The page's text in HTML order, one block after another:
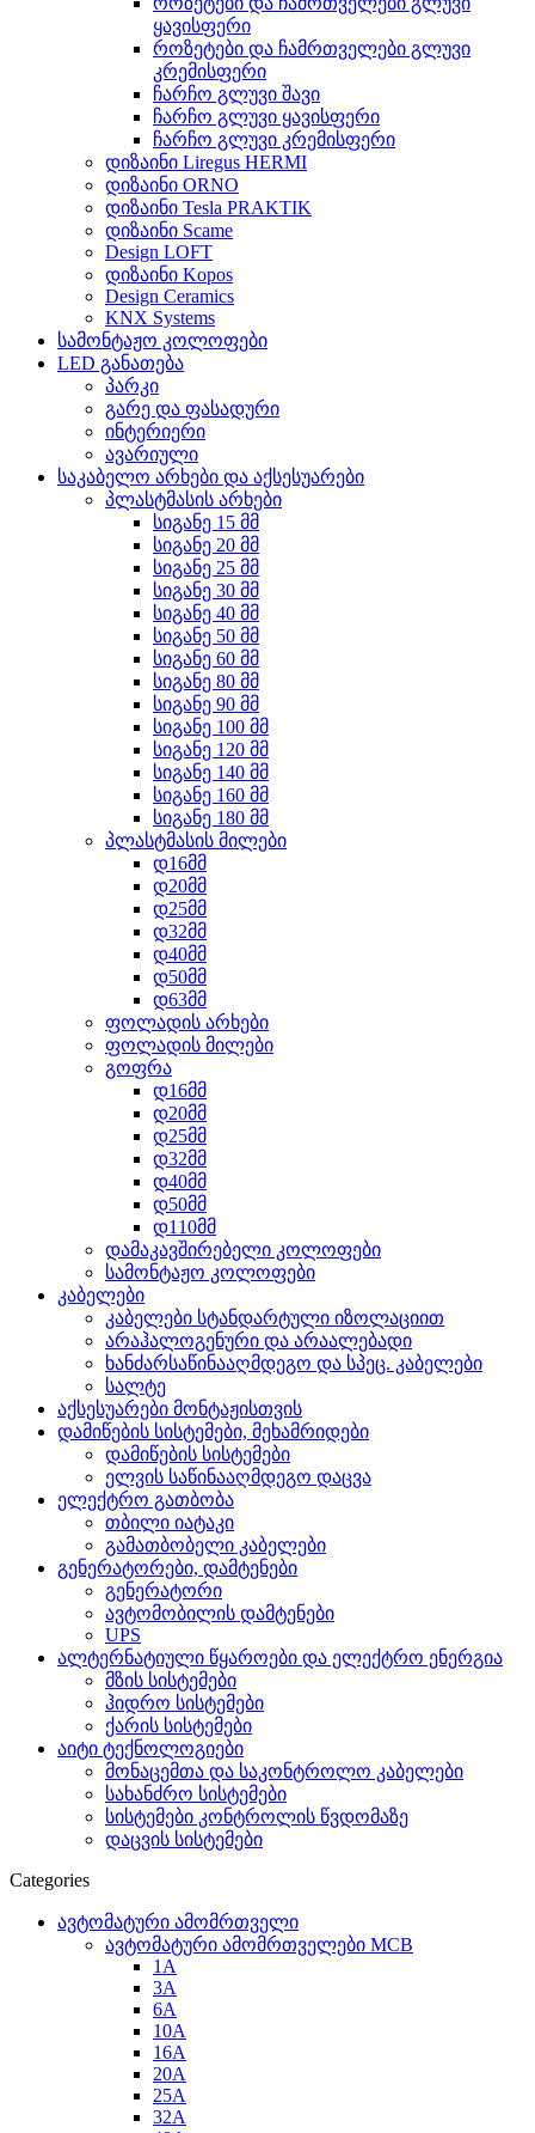
ყავისფერი
როზეტები და ჩამრთველები გლუვი
კრემისფერი
ჩარჩო გლუვი შავი
ჩარჩო გლუვი ყავისფერი
ჩარჩო გლუვი კრემისფერი
დიზაინი Liregus HERMI
დიზაინი ORNO
დიზაინი Tesla PRAKTIK
დიზაინი Scame
Design LOFT
დიზაინი Kopos
Design Ceramics
KNX Systems
სამონტაჟო კოლოფები
LED განათება
პარკი
გარე და ფასადური
ინტერიერი
ავარიული
საკაბელო არხები და აქსესუარები
პლასტმასის არხები
სიგანე 15 მმ
სიგანე 20 მმ
სიგანე 25 მმ
სიგანე 30 მმ
სიგანე 40 მმ
სიგანე 50 მმ
სიგანე 60 მმ
სიგანე 80 მმ
სიგანე 90 მმ
სიგანე 100 მმ
სიგანე 120 მმ
სიგანე 140 მმ
სიგანე 160 მმ
სიგანე 180 მმ
პლასტმასის მილები
დ16მმ
დ20მმ
დ25მმ
დ32მმ
დ40მმ
დ50მმ
დ63მმ
ფოლადის არხები
ფოლადის მილები
გოფრა
დ16მმ
დ20მმ
დ25მმ
დ32მმ
დ40მმ
დ50მმ
დ110მმ
დამაკავშირებელი კოლოფები
სამონტაჟო კოლოფები
კაბელები
კაბელები სტანდარტული იზოლაციით
არაჰალოგენური და არაალებადი
ხანძარსაწინააღმდეგო და სპეც. კაბელები
სალტე
აქსესუარები მონტაჟისთვის
დამიწების სისტემები, მეხამრიდები
დამიწების სისტემები
ელვის საწინააღმდეგო დაცვა
ელექტრო გათბობა
თბილი იატაკი
გამათბობელი კაბელები
გენერატორები, დამტენები
გენერატორი
ავტომობილის დამტენები
UPS
ალტერნატიული წყაროები და ელექტრო ენერგია
მზის სისტემები
ჰიდრო სისტემები
ქარის სისტემები
აიტი ტექნოლოგიები
მონაცემთა და საკონტროლო კაბელები
სახანძრო სისტემები
სისტემები კონტროლის წვდომაზე
დაცვის სისტემები
Categories
ავტომატური ამომრთველი
ავტომატური ამომრთველები MCB
1A
3A
6A
10A
16A
20A
25А
32A